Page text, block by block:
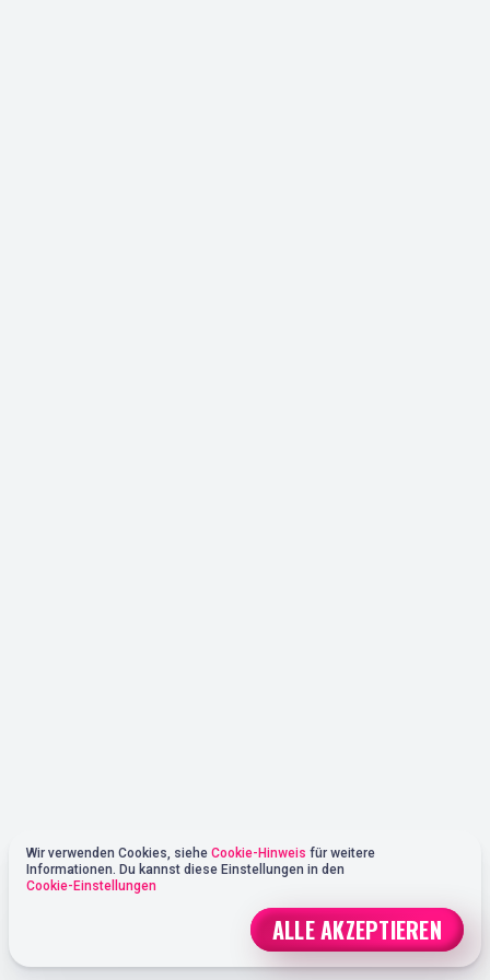
Wir verwenden Cookies, siehe Cookie-Hinweis für weitere
Informationen. Du kannst diese Einstellungen in den
Cookie-Einstellungen
ALLE AKZEPTIEREN